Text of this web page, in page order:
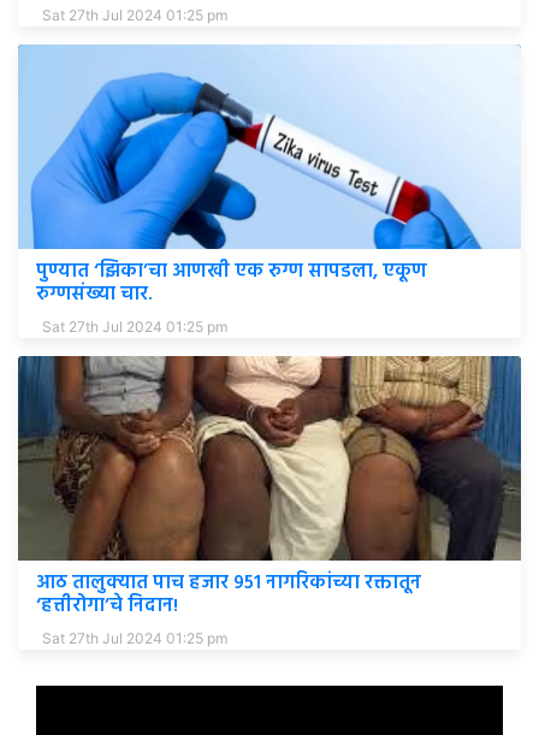
Sat 27th Jul 2024 01:25 pm
पुण्यात ‘झिका’चा आणखी एक रुग्ण सापडला, एकूण
रुग्णसंख्या चार.
Sat 27th Jul 2024 01:25 pm
आठ तालुक्यात पाच हजार ९५१ नागरिकांच्या रक्तातून
‘हत्तीरोगा’चे निदान!
Sat 27th Jul 2024 01:25 pm